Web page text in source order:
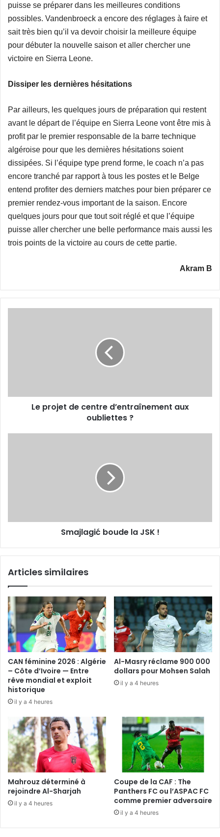
puisse se préparer dans les meilleures conditions
possibles. Vandenbroeck a encore des réglages à faire et
sait très bien qu’il va devoir choisir la meilleure équipe
pour débuter la nouvelle saison et aller chercher une
victoire en Sierra Leone.
Dissiper les dernières hésitations
Par ailleurs, les quelques jours de préparation qui restent
avant le départ de l’équipe en Sierra Leone vont être mis à
profit par le premier responsable de la barre technique
algéroise pour que les dernières hésitations soient
dissipées. Si l’équipe type prend forme, le coach n’a pas
encore tranché par rapport à tous les postes et le Belge
entend profiter des derniers matches pour bien préparer ce
premier rendez-vous important de la saison. Encore
quelques jours pour que tout soit réglé et que l’équipe
puisse aller chercher une belle performance mais aussi les
trois points de la victoire au cours de cette partie.
Akram B
Le projet de centre d’entraînement aux
oubliettes ?
Smajlagić boude la JSK !
Articles similaires
CAN féminine 2026 : Algérie
– Côte d’Ivoire — Entre
rêve mondial et exploit
historique
il y a 4 heures
Al-Masry réclame 900 000
dollars pour Mohsen Salah
il y a 4 heures
Mahrouz déterminé à
rejoindre Al-Sharjah
il y a 4 heures
Coupe de la CAF : The
Panthers FC ou l’ASPAC FC
comme premier adversaire
il y a 4 heures